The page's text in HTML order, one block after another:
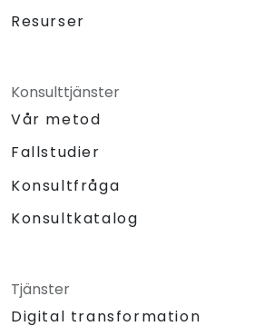
Resurser
Konsulttjänster
Vår metod
Fallstudier
Konsultfråga
Konsultkatalog
Tjänster
Digital transformation